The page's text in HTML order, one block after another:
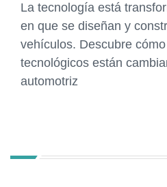
La tecnología está
en que se diseñan y
vehículos. Descubre
tecnológicos están
automotriz